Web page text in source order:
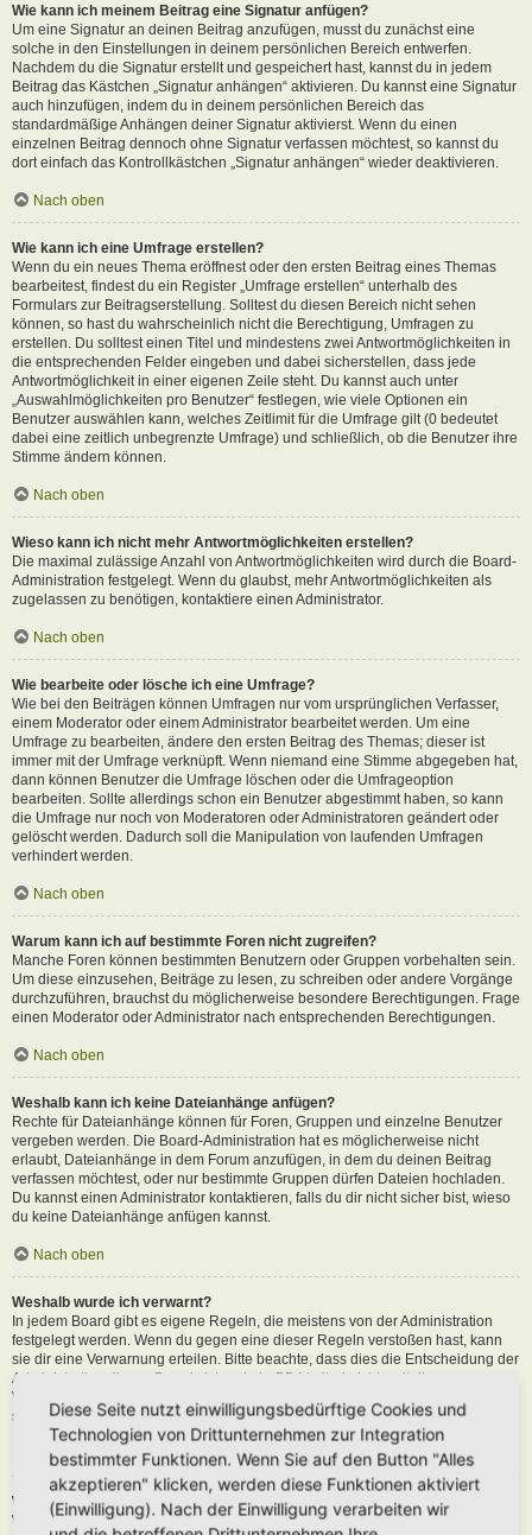
Wie kann ich meinem Beitrag eine Signatur anfügen?
Um eine Signatur an deinen Beitrag anzufügen, musst du zunächst eine
solche in den Einstellungen in deinem persönlichen Bereich entwerfen.
Nachdem du die Signatur erstellt und gespeichert hast, kannst du in jedem
Beitrag das Kästchen „Signatur anhängen“ aktivieren. Du kannst eine Signatur
auch hinzufügen, indem du in deinem persönlichen Bereich das
standardmäßige Anhängen deiner Signatur aktivierst. Wenn du einen
einzelnen Beitrag dennoch ohne Signatur verfassen möchtest, so kannst du
dort einfach das Kontrollkästchen „Signatur anhängen“ wieder deaktivieren.
Nach oben
Wie kann ich eine Umfrage erstellen?
Wenn du ein neues Thema eröffnest oder den ersten Beitrag eines Themas
bearbeitest, findest du ein Register „Umfrage erstellen“ unterhalb des
Formulars zur Beitragserstellung. Solltest du diesen Bereich nicht sehen
können, so hast du wahrscheinlich nicht die Berechtigung, Umfragen zu
erstellen. Du solltest einen Titel und mindestens zwei Antwortmöglichkeiten in
die entsprechenden Felder eingeben und dabei sicherstellen, dass jede
Antwortmöglichkeit in einer eigenen Zeile steht. Du kannst auch unter
„Auswahlmöglichkeiten pro Benutzer“ festlegen, wie viele Optionen ein
Benutzer auswählen kann, welches Zeitlimit für die Umfrage gilt (0 bedeutet
dabei eine zeitlich unbegrenzte Umfrage) und schließlich, ob die Benutzer ihre
Stimme ändern können.
Nach oben
Wieso kann ich nicht mehr Antwortmöglichkeiten erstellen?
Die maximal zulässige Anzahl von Antwortmöglichkeiten wird durch die Board-
Administration festgelegt. Wenn du glaubst, mehr Antwortmöglichkeiten als
zugelassen zu benötigen, kontaktiere einen Administrator.
Nach oben
Wie bearbeite oder lösche ich eine Umfrage?
Wie bei den Beiträgen können Umfragen nur vom ursprünglichen Verfasser,
einem Moderator oder einem Administrator bearbeitet werden. Um eine
Umfrage zu bearbeiten, ändere den ersten Beitrag des Themas; dieser ist
immer mit der Umfrage verknüpft. Wenn niemand eine Stimme abgegeben hat,
dann können Benutzer die Umfrage löschen oder die Umfrageoption
bearbeiten. Sollte allerdings schon ein Benutzer abgestimmt haben, so kann
die Umfrage nur noch von Moderatoren oder Administratoren geändert oder
gelöscht werden. Dadurch soll die Manipulation von laufenden Umfragen
verhindert werden.
Nach oben
Warum kann ich auf bestimmte Foren nicht zugreifen?
Manche Foren können bestimmten Benutzern oder Gruppen vorbehalten sein.
Um diese einzusehen, Beiträge zu lesen, zu schreiben oder andere Vorgänge
durchzuführen, brauchst du möglicherweise besondere Berechtigungen. Frage
einen Moderator oder Administrator nach entsprechenden Berechtigungen.
Nach oben
Weshalb kann ich keine Dateianhänge anfügen?
Rechte für Dateianhänge können für Foren, Gruppen und einzelne Benutzer
vergeben werden. Die Board-Administration hat es möglicherweise nicht
erlaubt, Dateianhänge in dem Forum anzufügen, in dem du deinen Beitrag
verfassen möchtest, oder nur bestimmte Gruppen dürfen Dateien hochladen.
Du kannst einen Administrator kontaktieren, falls du dir nicht sicher bist, wieso
du keine Dateianhänge anfügen kannst.
Nach oben
Weshalb wurde ich verwarnt?
In jedem Board gibt es eigene Regeln, die meistens von der Administration
festgelegt werden. Wenn du gegen eine dieser Regeln verstoßen hast, kann
sie dir eine Verwarnung erteilen. Bitte beachte, dass dies die Entscheidung der
Administration dieses Boards ist und phpBB Limited nichts mit dieser
Verwarnung zu tun hat. Kontaktiere einen Administrator, sofern du die nicht
sicher bist, wieso du verwarnt wurdest.
Nach oben
Wie kann ich Beiträge den Moderatoren melden?
Wenn ein Administrator die entsprechenden Berechtigungen vergeben hat,
Diese Seite nutzt einwilligungsbedürftige Cookies und
Technologien von Drittunternehmen zur Integration
bestimmter Funktionen. Wenn Sie auf den Button "Alles
akzeptieren" klicken, werden diese Funktionen aktiviert
(Einwilligung). Nach der Einwilligung verarbeiten wir